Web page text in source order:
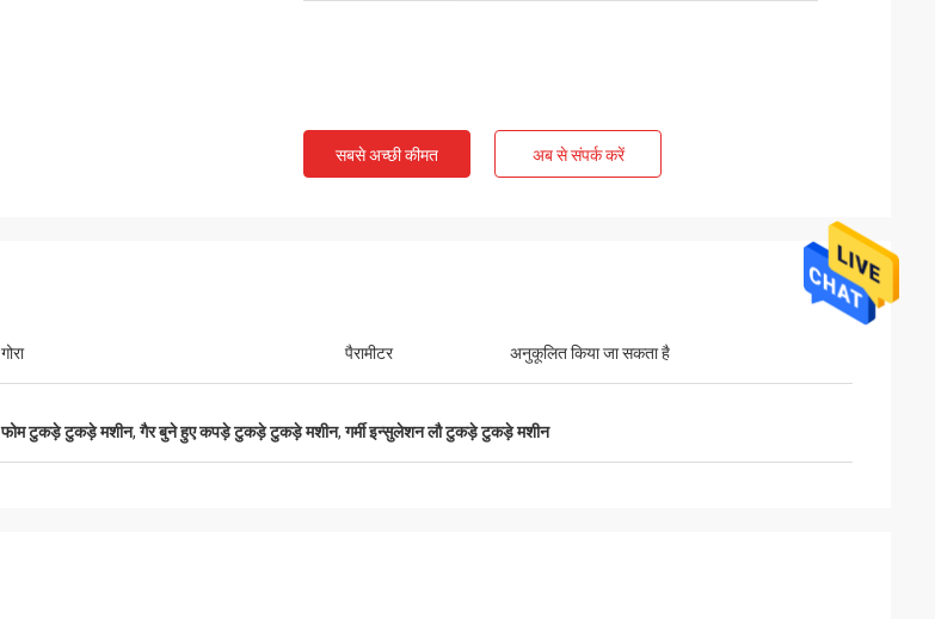
सबसे अच्छी कीमत अब से संपर्क करें
गोरा पैरामीटर अनुकूलित किया जा सकता है
फोम टुकड़े टुकड़े मशीन,गैर बुने हुए कपड़े टुकड़े टुकड़े मशीन,गर्मी इन्सुलेशन लौ टुकड़े टुकड़े मशीन